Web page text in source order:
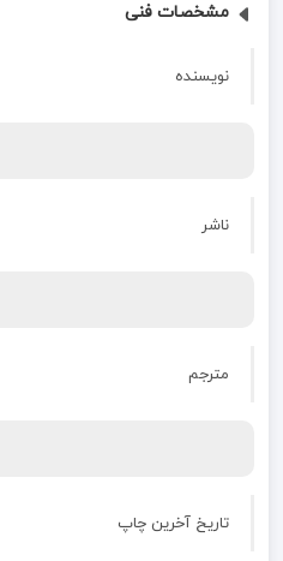
مشخصات فنی
نویسنده
ناشر
مترجم
تاریخ آخرین چاپ